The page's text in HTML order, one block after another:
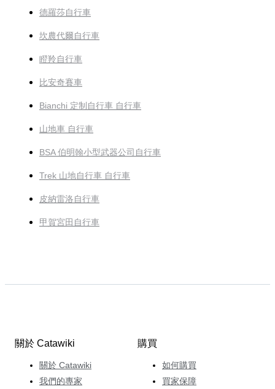
德羅莎自行車
坎農代爾自行車
瞪羚自行車
比安奇賽車
Bianchi 定制自行車 自行車
山地車 自行車
BSA 伯明翰小型武器公司自行車
Trek 山地自行車 自行車
皮納雷洛自行車
甲賀宮田自行車
關於 Catawiki
關於 Catawiki
我們的專家
購買
如何購買
買家保障